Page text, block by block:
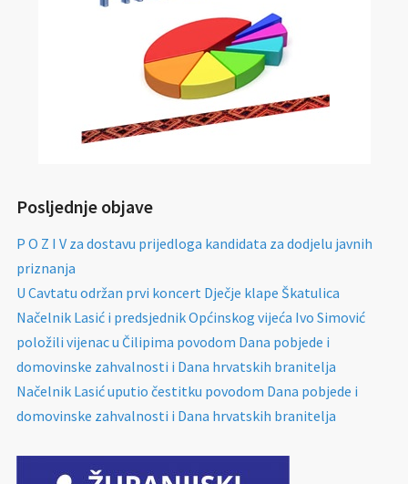
Posljednje objave
P O Z I V za dostavu prijedloga kandidata za dodjelu javnih
priznanja
U Cavtatu održan prvi koncert Dječje klape Škatulica
Načelnik Lasić i predsjednik Općinskog vijeća Ivo Simović
položili vijenac u Čilipima povodom Dana pobjede i
domovinske zahvalnosti i Dana hrvatskih branitelja
Načelnik Lasić uputio čestitku povodom Dana pobjede i
domovinske zahvalnosti i Dana hrvatskih branitelja